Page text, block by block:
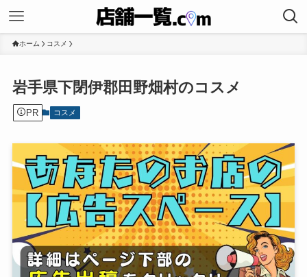
ホーム コスメ
岩手県下閉伊郡田野畑村のコスメ
PR コスメ